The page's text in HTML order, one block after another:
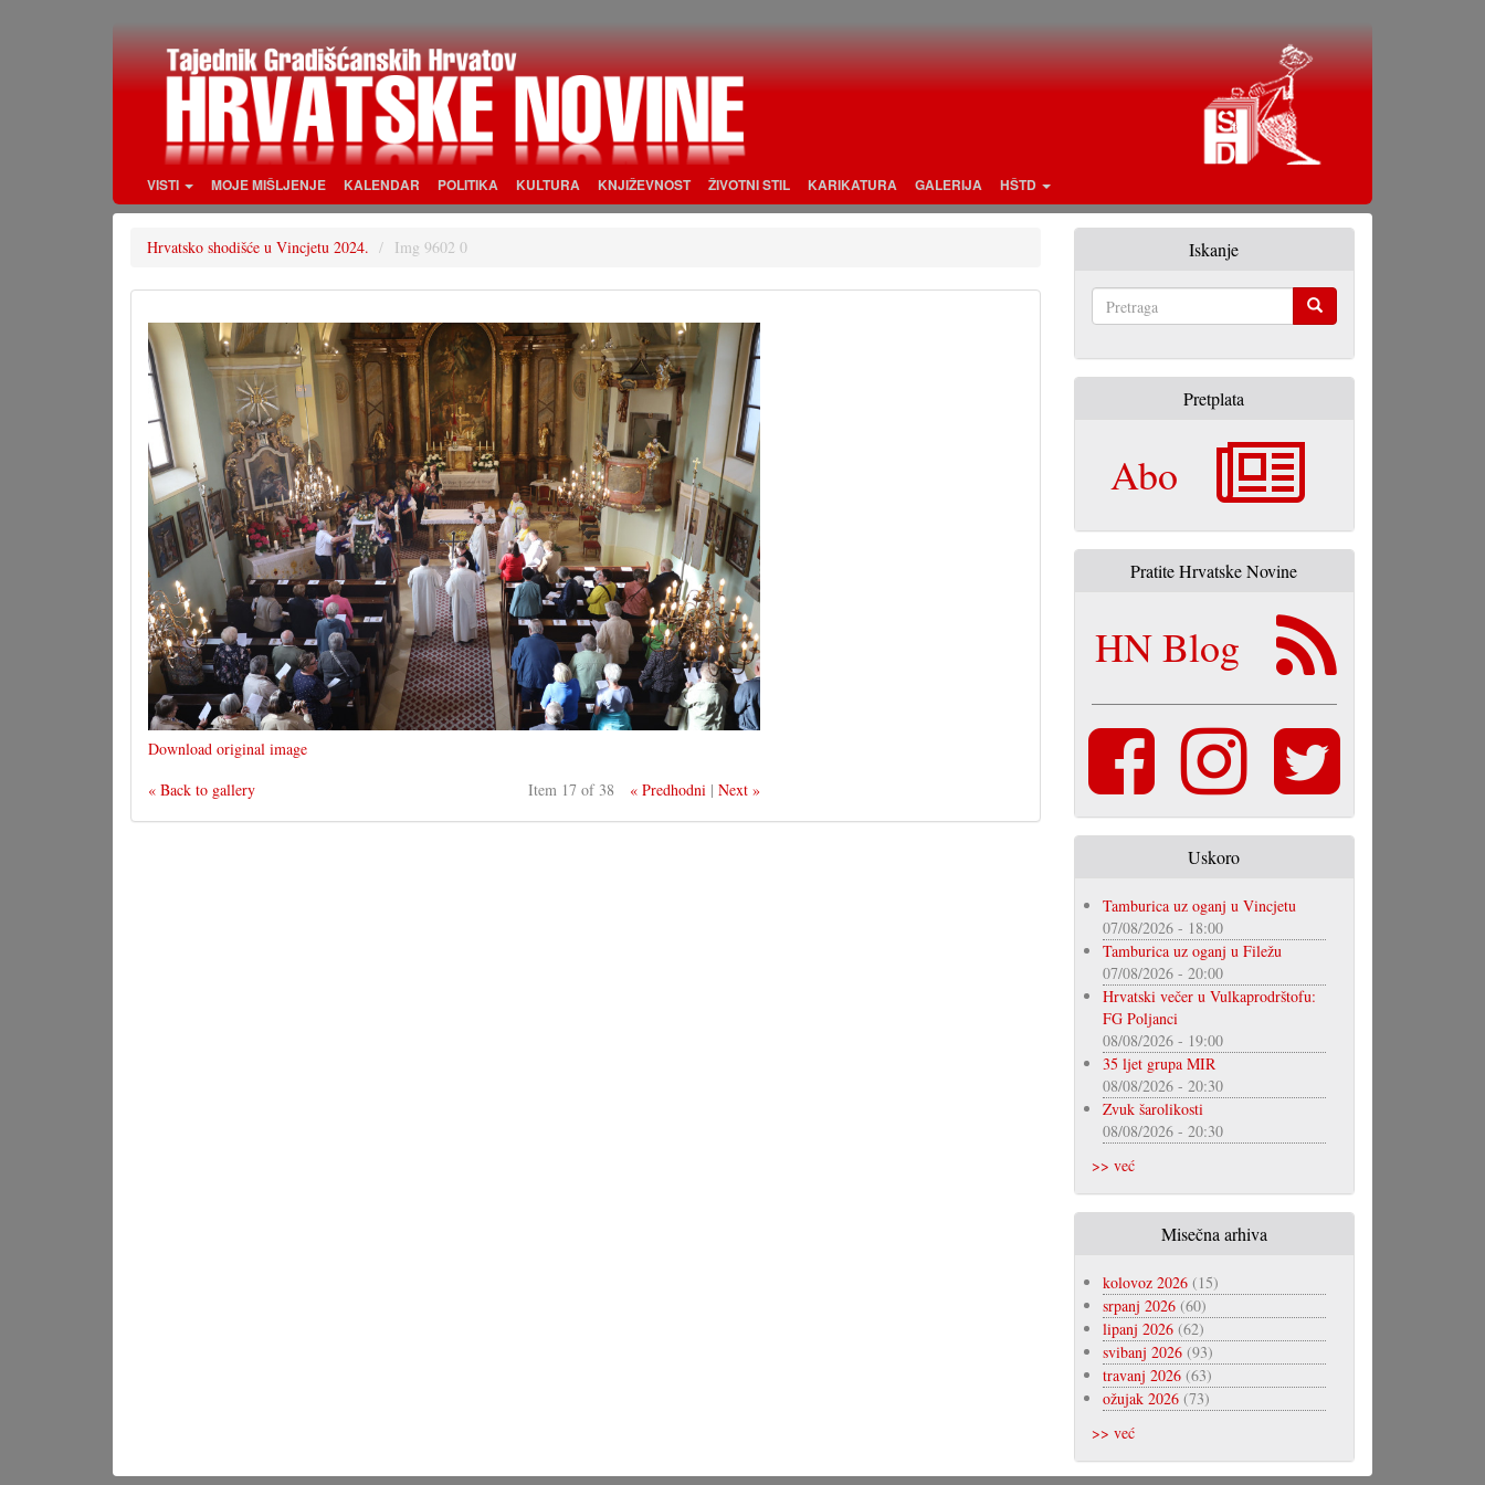
VISTI MOJE MIŠLJENJE KALENDAR POLITIKA KULTURA KNJIŽEVNOST ŽIVOTNI STIL KARIKATURA GALERIJA HŠTD
Hrvatsko shodišće u Vincjetu 2024. Img 9602 0
Download original image
« Back to gallery
Item 17 of 38 « Predhodni |Next »
Iskanje
Pretplata
Abo
Pratite Hrvatske Novine
HN Blog
Uskoro
Tamburica uz oganj u Vincjetu
07/08/2026 - 18:00
Tamburica uz oganj u Filežu
07/08/2026 - 20:00
Hrvatski večer u Vulkaprodrštofu:
FG Poljanci
08/08/2026 - 19:00
35 ljet grupa MIR
08/08/2026 - 20:30
Zvuk šarolikosti
08/08/2026 - 20:30
>> već
Misečna arhiva
kolovoz 2026(15)
srpanj 2026(60)
lipanj 2026(62)
svibanj 2026(93)
travanj 2026(63)
ožujak 2026(73)
>> već